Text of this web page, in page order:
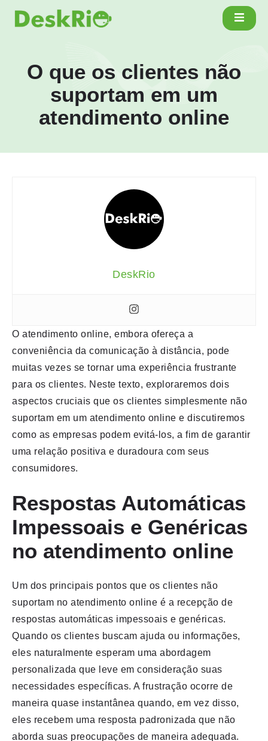
O que os clientes não
suportam em um
atendimento online
O atendimento online, embora ofereça a
conveniência da comunicação à distância, pode
muitas vezes se tornar uma experiência frustrante
para os clientes. Neste texto, exploraremos dois
aspectos cruciais que os clientes simplesmente não
suportam em um atendimento online e discutiremos
como as empresas podem evitá-los, a fim de garantir
uma relação positiva e duradoura com seus
consumidores.
Respostas Automáticas
Impessoais e Genéricas
no atendimento online
Um dos principais pontos que os clientes não
suportam no atendimento online é a recepção de
respostas automáticas impessoais e genéricas.
Quando os clientes buscam ajuda ou informações,
eles naturalmente esperam uma abordagem
personalizada que leve em consideração suas
necessidades específicas. A frustração ocorre de
maneira quase instantânea quando, em vez disso,
eles recebem uma resposta padronizada que não
aborda suas preocupações de maneira adequada.
DeskRio